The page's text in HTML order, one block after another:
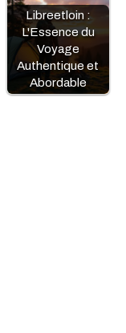
Libreetloin :
L'Essence du
Voyage
Authentique et
Abordable